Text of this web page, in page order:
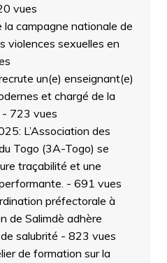
vues
campagne nationale de
violences sexuelles en
un(e) enseignant(e)
et chargé de la
- 723 vues
L’Association des
Togo (3A-Togo) se
traçabilité et une
- 691 vues
préfectorale à
de Salimdè adhère
salubrité - 823 vues
de formation sur la